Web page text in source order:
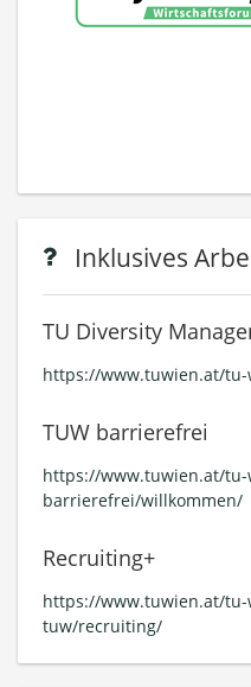
Inklusives
TU Diversity
https://www.tuwien.at/
TUW barrierefrei
https://www.tuwien.at/
barrierefrei/willkommen/
Recruiting+
https://www.tuwien.at/
tuw/recruiting/